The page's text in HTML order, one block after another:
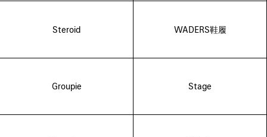
Steroid WADERS鞋履
Groupie Stage